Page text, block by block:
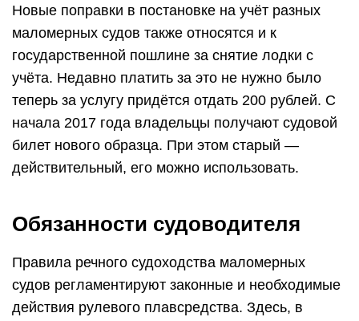
Новые поправки в постановке на учёт разных
маломерных судов также относятся и к
государственной пошлине за снятие лодки с
учёта. Недавно платить за это не нужно было
теперь за услугу придётся отдать 200 рублей. С
начала 2017 года владельцы получают судовой
билет нового образца. При этом старый —
действительный, его можно использовать.
Обязанности судоводителя
Правила речного судоходства маломерных
судов регламентируют законные и необходимые
действия рулевого плавсредства. Здесь, в